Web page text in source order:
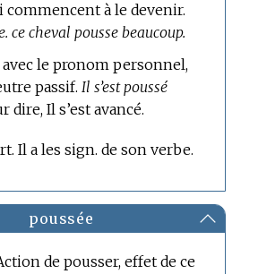
commencent à le devenir.
ce cheval pousse beaucoup.
le pronom personnel,
passif. Il s’est poussé
dire, Il s’est avancé.
Il a les sign. de son verbe.
poussée
de pousser, effet de ce